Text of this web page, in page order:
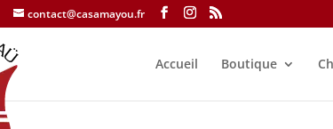
contact@casamayou.fr
Accueil Boutique